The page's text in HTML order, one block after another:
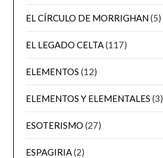
EL CÍRCULO DE MORRIGHAN(5)
EL LEGADO CELTA(117)
ELEMENTOS (12)
ELEMENTOS Y ELEMENTALES (3)
ESOTERISMO (27)
ESPAGIRIA(2)